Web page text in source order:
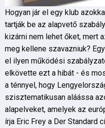
Hogyan jár el egy klub
tartják be az alapvető
kizárni nem lehet őket, mert
meg kellene szavazniuk?
el ilyen működési
elkövette ezt a hibát - és
a ténnyel, hogy
szisztematikusan aláássa
alapelveket, amelyek az
írja Eric Frey a Der Standard